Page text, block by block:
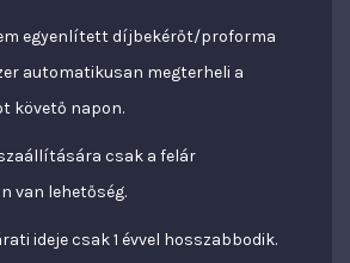
egyenlített díjbekérőt/proforma
automatikusan megterheli a
követő napon.
csak a felár
van lehetőség.
ideje csak 1 évvel hosszabbodik.